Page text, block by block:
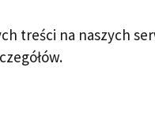
treści na naszych